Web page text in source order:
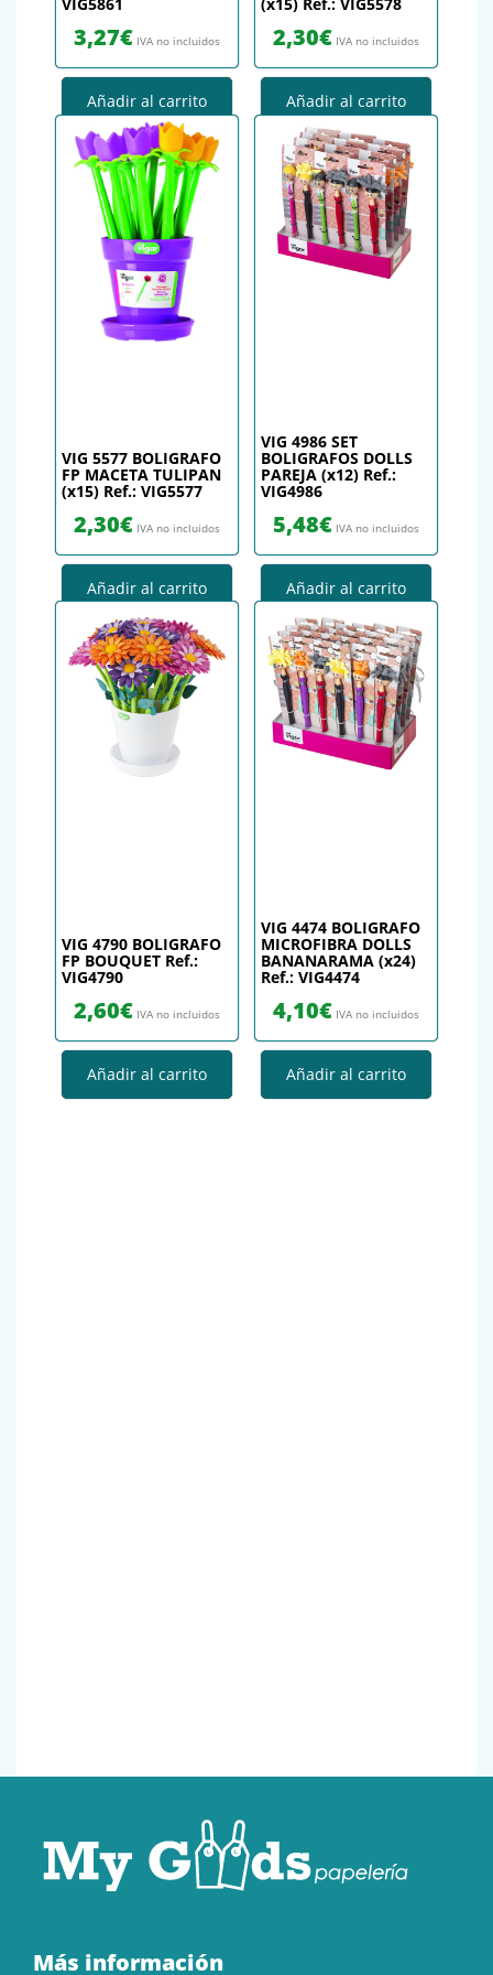
3,27€ IVA no incluidos
Añadir al carrito
2,30€ IVA no incluidos
Añadir al carrito
VIG 5577 BOLIGRAFO
FP MACETA TULIPAN
(x15) Ref.: VIG5577
2,30€ IVA no incluidos
Añadir al carrito
VIG 4986 SET
BOLIGRAFOS DOLLS
PAREJA (x12) Ref.:
VIG4986
5,48€ IVA no incluidos
Añadir al carrito
VIG 4790 BOLIGRAFO
FP BOUQUET Ref.:
VIG4790
2,60€ IVA no incluidos
Añadir al carrito
VIG 4474 BOLIGRAFO
MICROFIBRA DOLLS
BANANARAMA (x24)
Ref.: VIG4474
4,10€ IVA no incluidos
Añadir al carrito
Más información